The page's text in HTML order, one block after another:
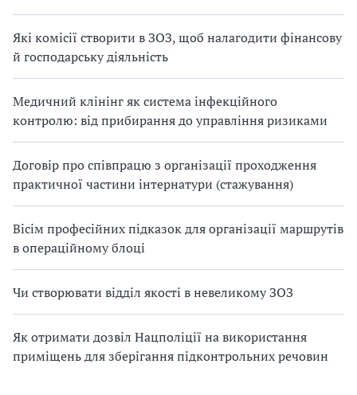
Які комісії створити в ЗОЗ, щоб налагодити фінансову
й господарську діяльність
Медичний клінінг як система інфекційного
контролю: від прибирання до управління ризиками
Договір про співпрацю з організації проходження
практичної частини інтернатури (стажування)
Вісім професійних підказок для організації маршрутів
в операційному блоці
Чи створювати відділ якості в невеликому ЗОЗ
Як отримати дозвіл Нацполіції на використання
приміщень для зберігання підконтрольних речовин